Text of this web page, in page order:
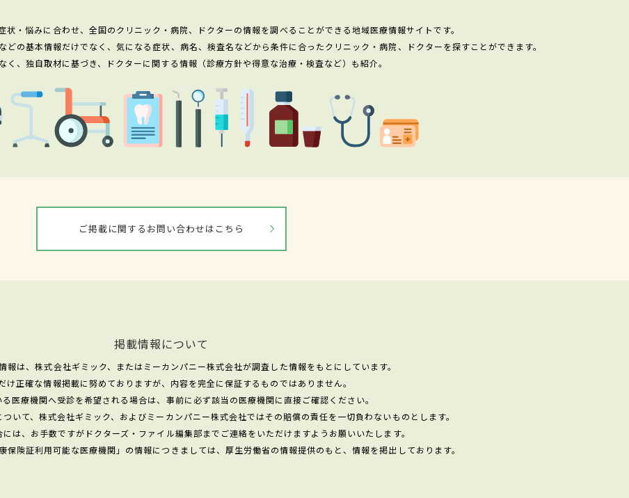
状・悩みに合わせ、全国のクリニック・病院、ドクターの情報を調べることができる地域医療情報サイトです。
の基本情報だけでなく、気になる症状、病名、検査名などから条件に合ったクリニック・病院、ドクターを探すことができます。
く、独自取材に基づき、ドクターに関する情報（診療方針や得意な治療・検査など）も紹介。
ご掲載に関するお問い合わせはこちら
掲載情報について
報は、株式会社ギミック、またはミーカンパニー株式会社が調査した情報をもとにしています。
け正確な情報掲載に努めておりますが、内容を完全に保証するものではありません。
医療機関へ受診を希望される場合は、事前に必ず該当の医療機関に直接ご確認ください。
いて、株式会社ギミック、およびミーカンパニー株式会社ではその賠償の責任を一切負わないものとします。
は、お手数ですがドクターズ・ファイル編集部までご連絡をいただけますようお願いいたします。
保険証利用可能な医療機関」の情報につきましては、厚生労働省の情報提供のもと、情報を掲出しております。